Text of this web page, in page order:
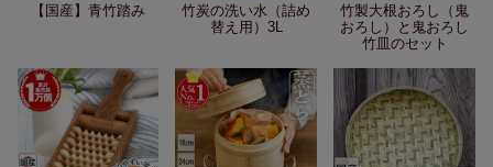
【国産】青竹踏み
竹炭の洗い水（詰め
替え用）3L
竹製大根おろし（鬼
おろし）と鬼おろし
竹皿のセット